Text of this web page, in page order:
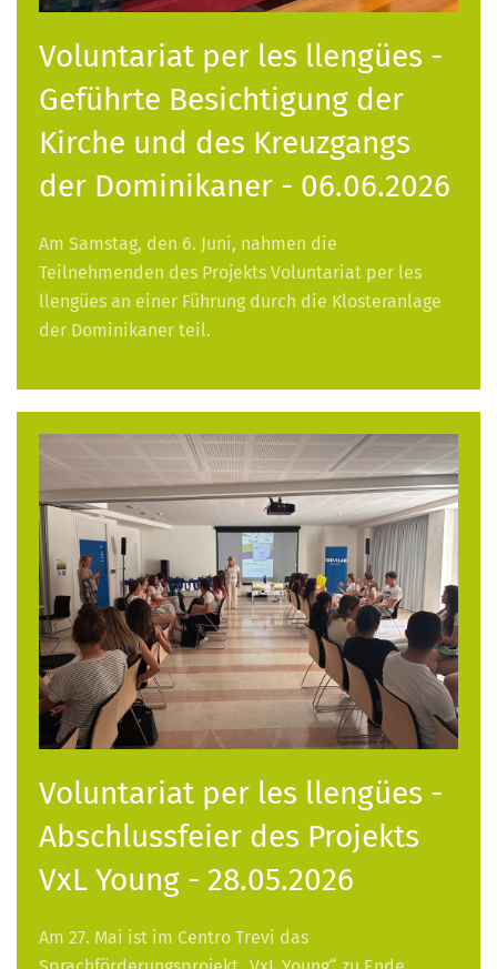
Voluntariat per les llengües -
Geführte Besichtigung der
Kirche und des Kreuzgangs
der Dominikaner - 06.06.2026
Am Samstag, den 6. Juni, nahmen die
Teilnehmenden des Projekts Voluntariat per les
llengües an einer Führung durch die Klosteranlage
der Dominikaner teil.
Voluntariat per les llengües -
Abschlussfeier des Projekts
VxL Young - 28.05.2026
Am 27. Mai ist im Centro Trevi das